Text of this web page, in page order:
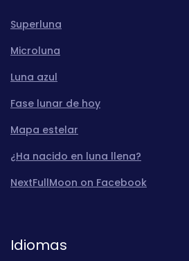
Superluna
Microluna
Luna azul
Fase lunar de hoy
Mapa estelar
¿Ha nacido en luna llena?
NextFullMoon on Facebook
Idiomas